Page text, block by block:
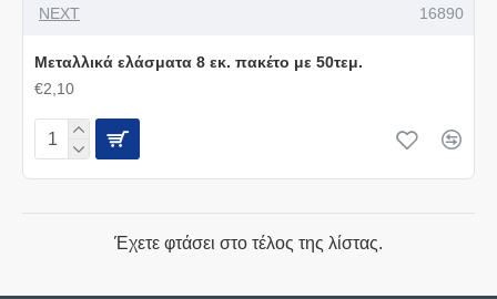
NEXT 16890
Μεταλλικά ελάσματα 8 εκ. πακέτο με 50τεμ.
€2,10
Έχετε φτάσει στο τέλος της λίστας.